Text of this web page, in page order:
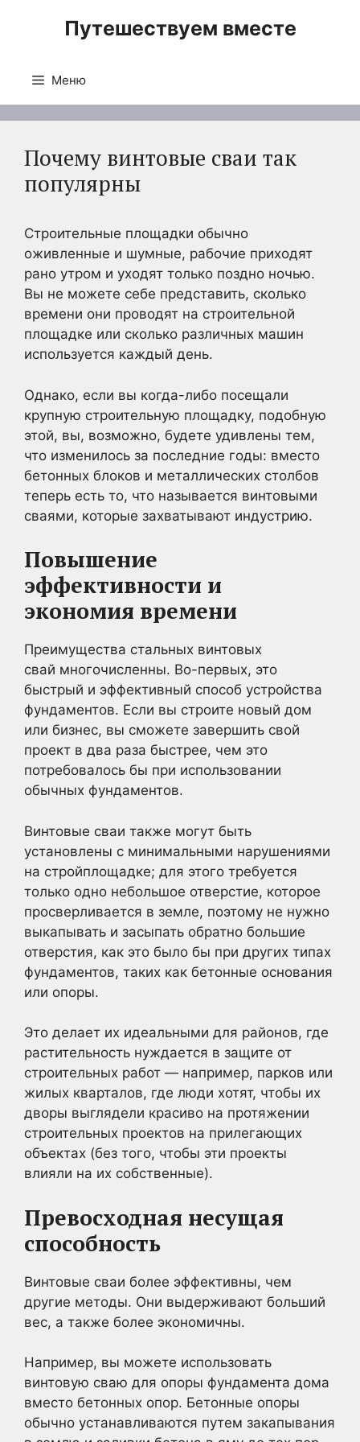
Путешествуем вместе
Меню
Почему винтовые сваи так
популярны
Строительные площадки обычно
оживленные и шумные, рабочие приходят
рано утром и уходят только поздно ночью.
Вы не можете себе представить, сколько
времени они проводят на строительной
площадке или сколько различных машин
используется каждый день.
Однако, если вы когда-либо посещали
крупную строительную площадку, подобную
этой, вы, возможно, будете удивлены тем,
что изменилось за последние годы: вместо
бетонных блоков и металлических столбов
теперь есть то, что называется винтовыми
сваями, которые захватывают индустрию.
Повышение
эффективности и
экономия времени
Преимущества стальных винтовых
свай многочисленны. Во-первых, это
быстрый и эффективный способ устройства
фундаментов. Если вы строите новый дом
или бизнес, вы сможете завершить свой
проект в два раза быстрее, чем это
потребовалось бы при использовании
обычных фундаментов.
Винтовые сваи также могут быть
установлены с минимальными нарушениями
на стройплощадке; для этого требуется
только одно небольшое отверстие, которое
просверливается в земле, поэтому не нужно
выкапывать и засыпать обратно большие
отверстия, как это было бы при других типах
фундаментов, таких как бетонные основания
или опоры.
Это делает их идеальными для районов, где
растительность нуждается в защите от
строительных работ — например, парков или
жилых кварталов, где люди хотят, чтобы их
дворы выглядели красиво на протяжении
строительных проектов на прилегающих
объектах (без того, чтобы эти проекты
влияли на их собственные).
Превосходная несущая
способность
Винтовые сваи более эффективны, чем
другие методы. Они выдерживают больший
вес, а также более экономичны.
Например, вы можете использовать
винтовую сваю для опоры фундамента дома
вместо бетонных опор. Бетонные опоры
обычно устанавливаются путем закапывания